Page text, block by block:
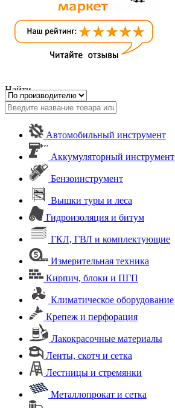
Найти
Автомобильный инструмент
Аккумуляторный инструмент
Бензоинструмент
Вышки туры и леса
Гидроизоляция и битум
ГКЛ, ГВЛ и комплектующие
Измерительная техника
Кирпич, блоки и ПГП
Климатическое оборудование
Крепеж и перфорация
Лакокрасочные материалы
Ленты, скотч и сетка
Лестницы и стремянки
Металлопрокат и сетка